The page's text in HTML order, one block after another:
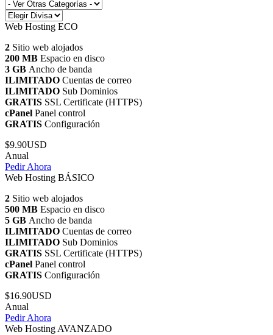
Web Hosting ECO
2 Sitio web alojados
200 MB Espacio en disco
3 GB Ancho de banda
ILIMITADO Cuentas de correo
ILIMITADO Sub Dominios
GRATIS SSL Certificate (HTTPS)
cPanel Panel control
GRATIS Configuración
$9.90USD
Anual
Pedir Ahora
Web Hosting BÁSICO
2 Sitio web alojados
500 MB Espacio en disco
5 GB Ancho de banda
ILIMITADO Cuentas de correo
ILIMITADO Sub Dominios
GRATIS SSL Certificate (HTTPS)
cPanel Panel control
GRATIS Configuración
$16.90USD
Anual
Pedir Ahora
Web Hosting AVANZADO